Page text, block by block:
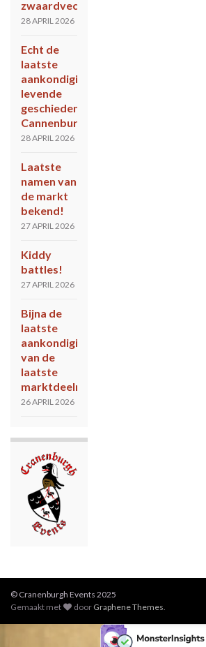
zwaardvechten?
28 APRIL 2026
Echt de
laatste
aankondiging
levende
geschiedenis
Cannenburch
28 APRIL 2026
Laatste
namen van
de markt
bekend!
27 APRIL 2026
Kiddy
battles!
27 APRIL 2026
Bijna de
laatste
aankondiging
van de
laatste
marktdeelnemers!
26 APRIL 2026
© Cranenburgh Events 2025
Gemaakt met
door Graphene Themes